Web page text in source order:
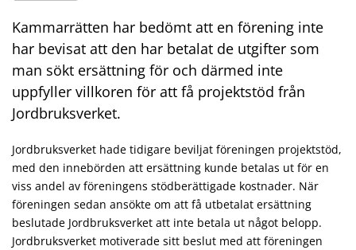
Kammarrätten har bedömt att en förening inte
har bevisat att den har betalat de utgifter som
man sökt ersättning för och därmed inte
uppfyller villkoren för att få projektstöd från
Jordbruksverket.
Jordbruksverket hade tidigare beviljat föreningen projektstöd,
med den innebörden att ersättning kunde betalas ut för en
viss andel av föreningens stödberättigade kostnader. När
föreningen sedan ansökte om att få utbetalat ersättning
beslutade Jordbruksverket att inte betala ut något belopp.
Jordbruksverket motiverade sitt beslut med att föreningen